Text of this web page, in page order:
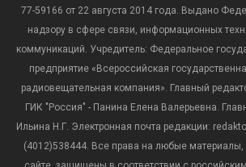
77-59166 от 22 августа 2014 года. Выдано
надзору в сфере связи, информационных
коммуникаций. Учредитель: Федеральное
предприятие «Всероссийская
радиовещательная компания». Главный
ГИК "Россия" - Панина Елена Валерьевна.
Ильина Н.Г. Электронная почта редакции:
(4012)538444. Все права на любые